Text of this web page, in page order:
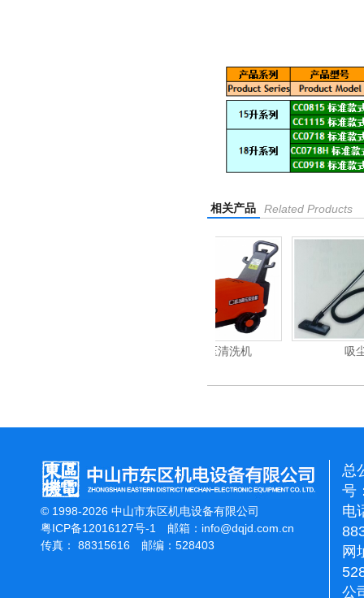
相关产品 Related Products
© 1998-2026 中山市东区机电设备有限公司
粤ICP备12016127号-1
邮箱： info@dqjd.com.cn
传真： 88315616 邮编：528403
总
号
电
网
公